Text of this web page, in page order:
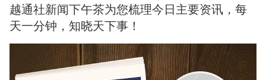
越通社新闻下午茶为您梳理今日主要资讯，每
天一分钟，知晓天下事！